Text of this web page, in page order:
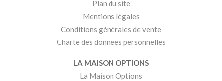
Plan du site
Mentions légales
Conditions générales de vente
Charte des données personnelles
LA MAISON OPTIONS
La Maison Options